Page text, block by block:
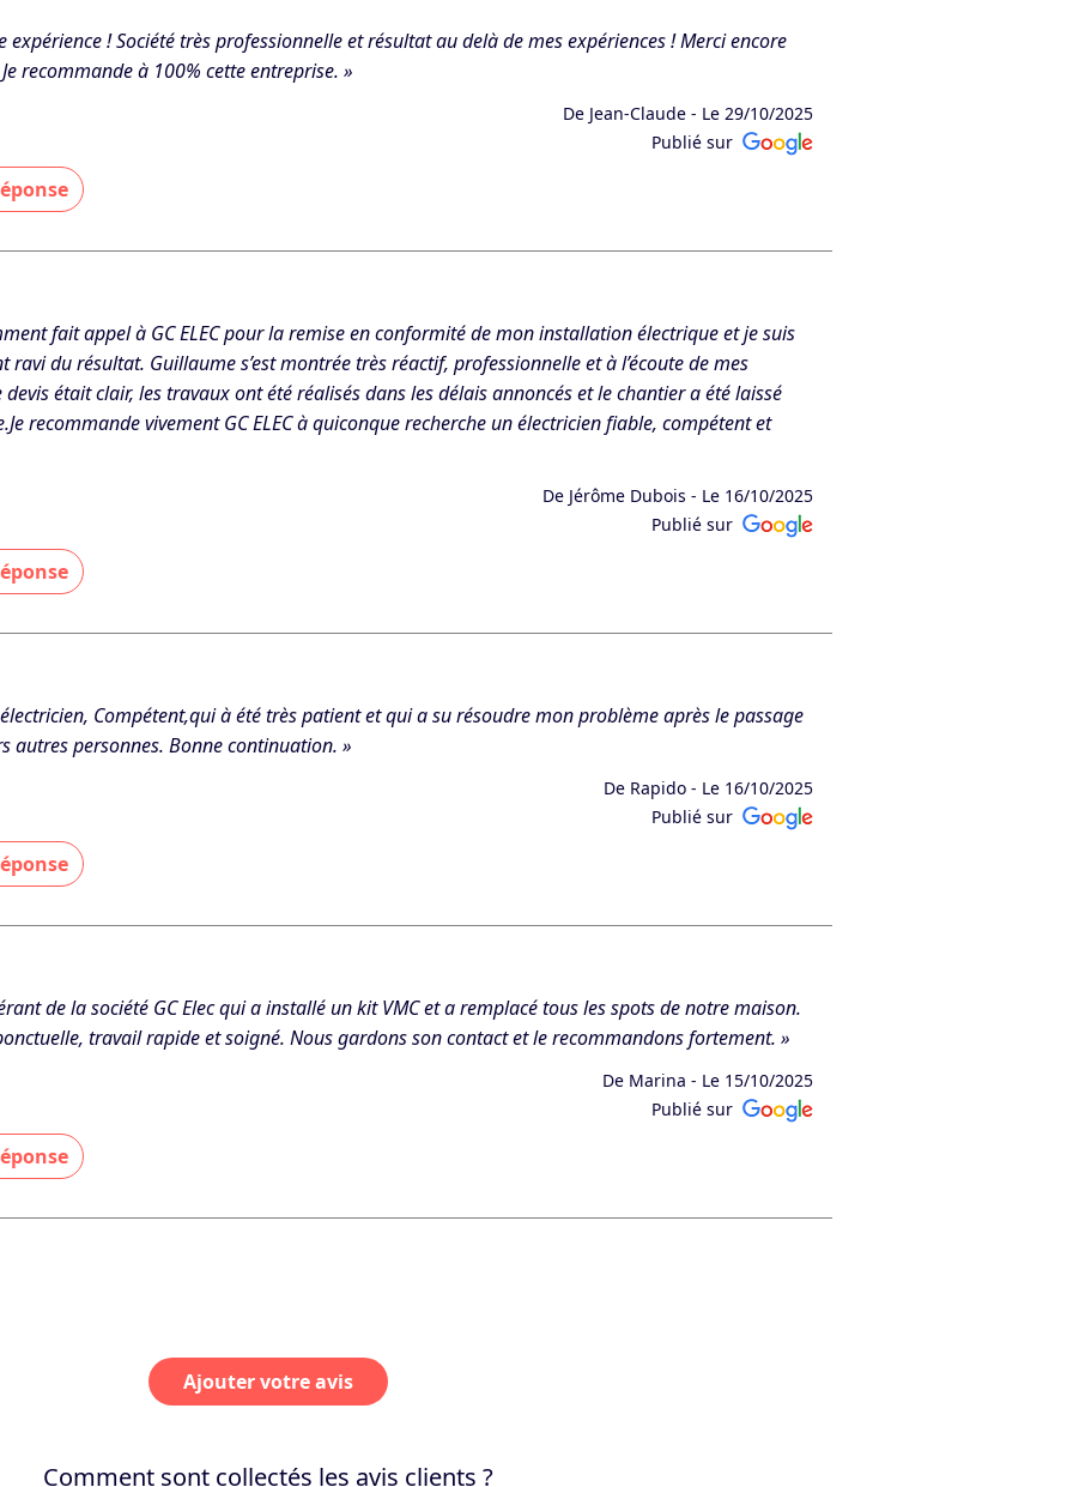
- Le 02/11/2025
expérience ! Société très professionnelle et résultat au delà de mes expériences ! Merci encore
recommande à 100% cette entreprise. »
De Jean-Claude - Le 29/10/2025
Publié sur
»
fait appel à GC ELEC pour la remise en conformité de mon installation électrique et je suis
ravi du résultat. Guillaume s’est montrée très réactif, professionnelle et à l’écoute de mes
devis était clair, les travaux ont été réalisés dans les délais annoncés et le chantier a été laissé
recommande vivement GC ELEC à quiconque recherche un électricien fiable, compétent et
De Jérôme Dubois - Le 16/10/2025
Publié sur
Compétent,qui à été très patient et qui a su résoudre mon problème après le passage
autres personnes. Bonne continuation. »
De Rapido - Le 16/10/2025
Publié sur
pas trouvé de solution. Au plaisir de vous accompagner à nouveau. L’équipe GC ELEC. »
de la société GC Elec qui a installé un kit VMC et a remplacé tous les spots de notre maison.
travail rapide et soigné. Nous gardons son contact et le recommandons fortement. »
De Marina - Le 15/10/2025
Publié sur
attentes et restons à votre écoute pour tous vos futurs projets. L’équipe GC ELEC. »
Ajouter votre avis
Comment sont collectés les avis clients ?